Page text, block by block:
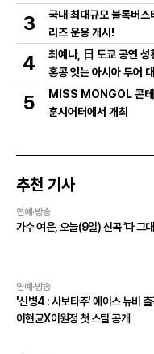
3
국내 최대규모 블록버스터 미스인터콘티넨탈 한
리즈 운용 개시!
4
최예나, 日 도쿄 공연 성
홍콩 잇는 아시아 투어
5
MISS MONGOL 콘테
훈시어터에서 개최
추천 기사
연예·방송
가수 여은, 오늘(9일) 신곡 ‘다 그
연예·방송
'신병4 : 사보타주' 에이스 뉴비
이현균X이원정 첫 스틸 공개